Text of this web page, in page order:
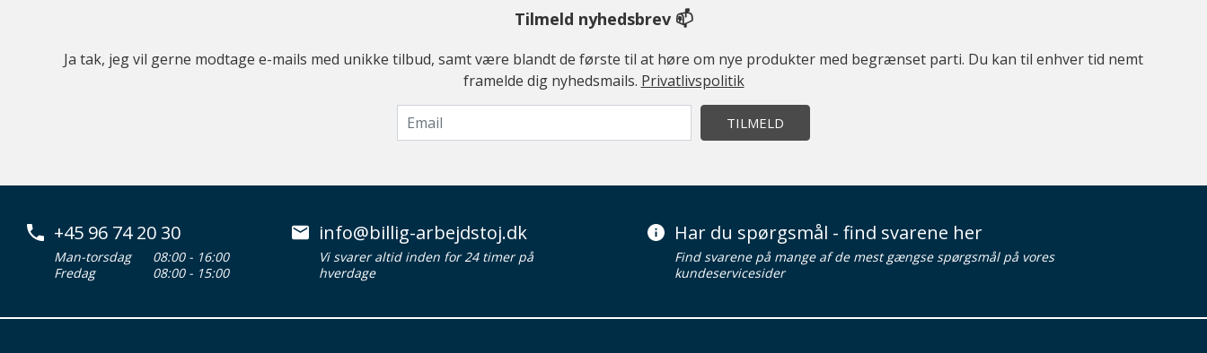
Tilmeld nyhedsbrev 📫
Ja tak, jeg vil gerne modtage e-mails med unikke tilbud, samt være blandt de første til at høre om nye produkter med begrænset parti. Du kan til enhver tid nemt
framelde dig nyhedsmails. Privatlivspolitik
TILMELD
+45 96 74 20 30
Man-torsdag
08:00 - 16:00
Fredag
08:00 - 15:00
info@billig-arbejdstoj.dk
Vi svarer altid inden for 24 timer på
hverdage
Har du spørgsmål - find svarene her
Find svarene på mange af de mest gængse spørgsmål på vores
kundeservicesider